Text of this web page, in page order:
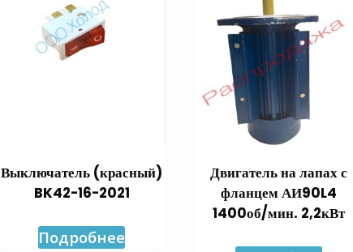
Выключатель (красный)
BK42-16-2021
Подробнее
Двигатель на лапах с
фланцем АИ90L4
1400об/мин. 2,2кВт